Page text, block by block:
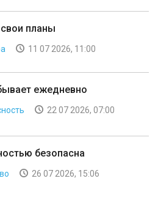
планы
11 07 2026, 11:00
ежедневно
22 07 2026, 07:00
безопасна
26 07 2026, 15:06